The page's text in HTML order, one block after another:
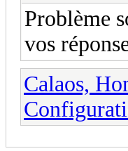
Problème
vos
Calaos,